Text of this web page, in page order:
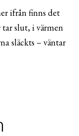
ifrån finns det
tar slut, i värmen
släckts – väntar